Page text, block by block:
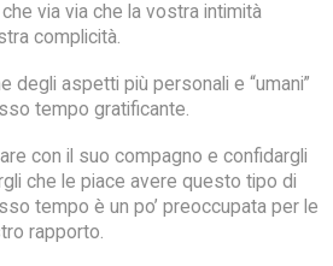
via via che la vostra intimità
complicità.
degli aspetti più personali e “umani”
tempo gratificante.
con il suo compagno e confidargli
che le piace avere questo tipo di
tempo è un po’ preoccupata per le
rapporto.